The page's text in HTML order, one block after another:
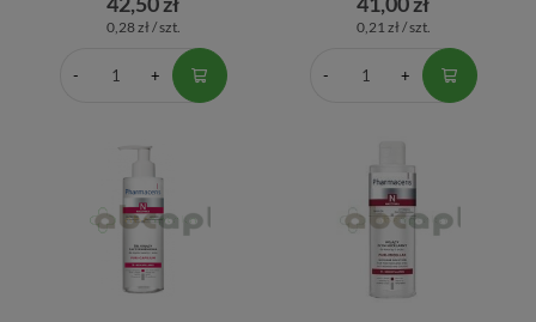
0,28 zł / szt. 0,21 zł / szt.